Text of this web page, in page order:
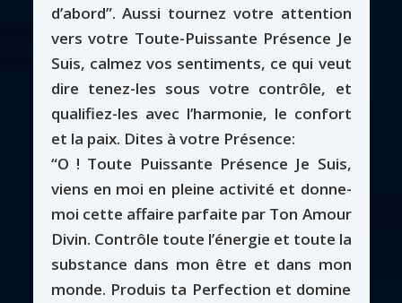
d’abord”. Aussi tournez votre attention
vers votre Toute-Puissante Présence Je
Suis, calmez vos sentiments, ce qui veut
dire tenez-les sous votre contrôle, et
qualifiez-les avec l’harmonie, le confort
et la paix. Dites à votre Présence:
“O ! Toute Puissante Présence Je Suis,
viens en moi en pleine activité et donne-
moi cette affaire parfaite par Ton Amour
Divin. Contrôle toute l’énergie et toute la
substance dans mon être et dans mon
monde. Produis ta Perfection et domine